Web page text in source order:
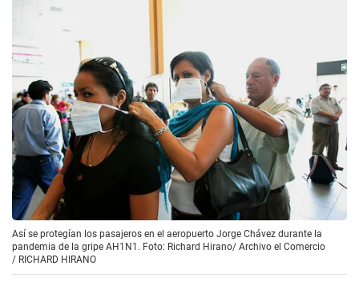
Así se protegían los pasajeros en el aeropuerto Jorge Chávez durante la
pandemia de la gripe AH1N1. Foto: Richard Hirano/ Archivo el Comercio
/ RICHARD HIRANO